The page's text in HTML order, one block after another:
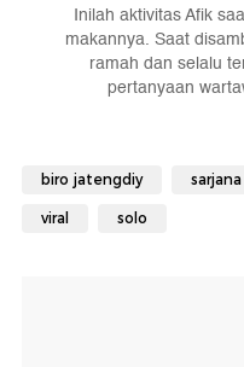
Inilah aktivitas Afik
makannya. Saat
ramah dan selalu
pertanyaan
biro jatengdiy
viral solo